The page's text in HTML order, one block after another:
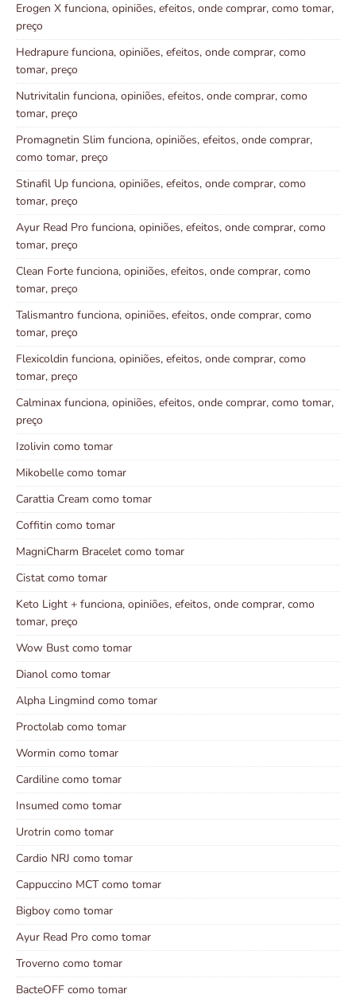
Erogen X funciona, opiniões, efeitos, onde comprar, como tomar,
preço
Hedrapure funciona, opiniões, efeitos, onde comprar, como
tomar, preço
Nutrivitalin funciona, opiniões, efeitos, onde comprar, como
tomar, preço
Promagnetin Slim funciona, opiniões, efeitos, onde comprar,
como tomar, preço
Stinafil Up funciona, opiniões, efeitos, onde comprar, como
tomar, preço
Ayur Read Pro funciona, opiniões, efeitos, onde comprar, como
tomar, preço
Clean Forte funciona, opiniões, efeitos, onde comprar, como
tomar, preço
Talismantro funciona, opiniões, efeitos, onde comprar, como
tomar, preço
Flexicoldin funciona, opiniões, efeitos, onde comprar, como
tomar, preço
Calminax funciona, opiniões, efeitos, onde comprar, como tomar,
preço
Izolivin como tomar
Mikobelle como tomar
Carattia Cream como tomar
Coffitin como tomar
MagniCharm Bracelet como tomar
Cistat como tomar
Keto Light + funciona, opiniões, efeitos, onde comprar, como
tomar, preço
Wow Bust como tomar
Dianol como tomar
Alpha Lingmind como tomar
Proctolab como tomar
Wormin como tomar
Cardiline como tomar
Insumed como tomar
Urotrin como tomar
Cardio NRJ como tomar
Cappuccino MCT como tomar
Bigboy como tomar
Ayur Read Pro como tomar
Troverno como tomar
BacteOFF como tomar